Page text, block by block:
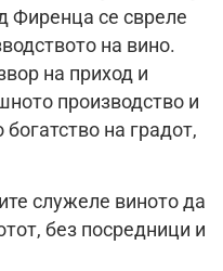
Фиренца се свреле
на вино.
на приход и
производство и
на градот,
служеле виното да
без посредници и